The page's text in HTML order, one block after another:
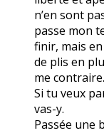
n’en sont
passe mon
finir, mais
de plis en
me contraire.
Si tu veux
vas-y.
Passée une